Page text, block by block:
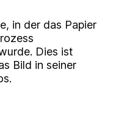
in der das Papier
Dies ist
Bild in seiner